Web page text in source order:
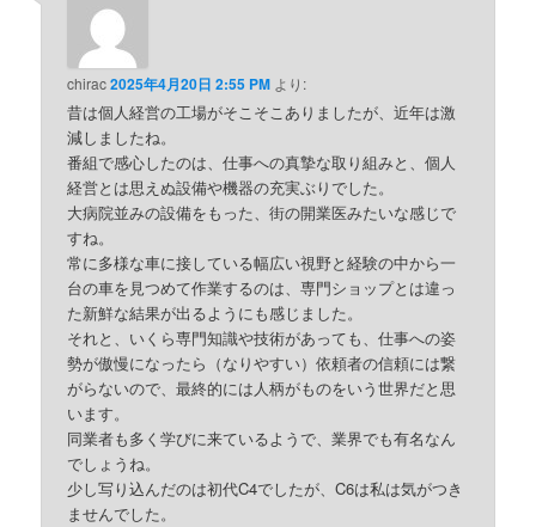
chirac2025年4月20日 2:55 PM より:
昔は個人経営の工場がそこそこありましたが、近年は激
減しましたね。
番組で感心したのは、仕事への真摯な取り組みと、個人
経営とは思えぬ設備や機器の充実ぶりでした。
大病院並みの設備をもった、街の開業医みたいな感じで
すね。
常に多様な車に接している幅広い視野と経験の中から一
台の車を見つめて作業するのは、専門ショップとは違っ
た新鮮な結果が出るようにも感じました。
それと、いくら専門知識や技術があっても、仕事への姿
勢が傲慢になったら（なりやすい）依頼者の信頼には繋
がらないので、最終的には人柄がものをいう世界だと思
います。
同業者も多く学びに来ているようで、業界でも有名なん
でしょうね。
少し写り込んだのは初代C4でしたが、C6は私は気がつき
ませんでした。